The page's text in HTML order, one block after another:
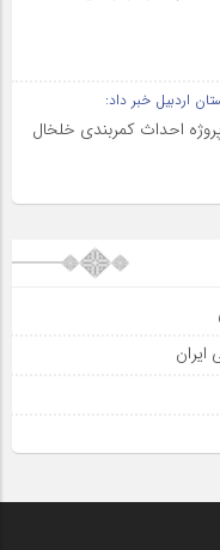
اردبیل خبر داد: